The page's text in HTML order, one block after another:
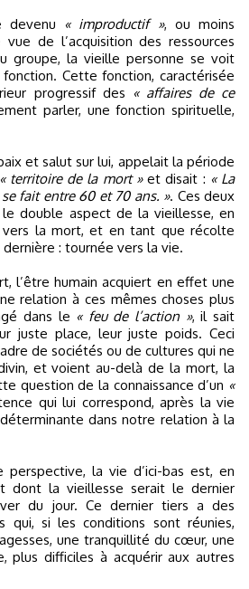
devenu « improductif », ou moins
de l’acquisition des ressources
groupe, la vieille personne se voit
Cette fonction, caractérisée
progressif des « affaires de ce
parler, une fonction spirituelle,
et salut sur lui, appelait la période
« territoire de la mort »et disait : « La
fait entre 60 et 70 ans. ». Ces deux
double aspect de la vieillesse, en
la mort, et en tant que récolte
: tournée vers la vie.
l’être humain acquiert en effet une
relation à ces mêmes choses plus
dans le « feu de l’action », il sait
juste place, leur juste poids. Ceci
de sociétés ou de cultures qui ne
et voient au-delà de la mort, la
question de la connaissance d’un «
qui lui correspond, après la vie
dans notre relation à la
perspective, la vie d’ici-bas est, en
dont la vieillesse serait le dernier
du jour. Ce dernier tiers a des
qui, si les conditions sont réunies,
une tranquillité du cœur, une
plus difficiles à acquérir aux autres